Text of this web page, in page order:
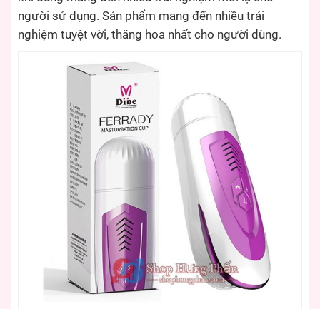
người sử dụng. Sản phẩm mang đến nhiều trải
nghiệm tuyệt vời, thăng hoa nhất cho người dùng.